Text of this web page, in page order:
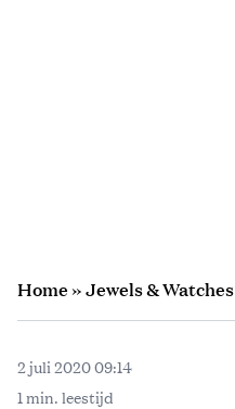
Home»Jewels & Watches
2 juli 2020 09:14
1 min. leestijd